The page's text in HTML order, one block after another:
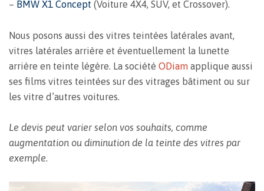
– BMW X1 Concept (Voiture 4X4, SUV, et Crossover).
Nous posons aussi des vitres teintées latérales avant,
vitres latérales arrière et éventuellement la lunette
arrière en teinte légère. La société ODiam applique aussi
ses films vitres teintées sur des vitrages bâtiment ou sur
les vitre d’autres voitures.
Le devis peut varier selon vos souhaits, comme
augmentation ou diminution de la teinte des vitres par
exemple.